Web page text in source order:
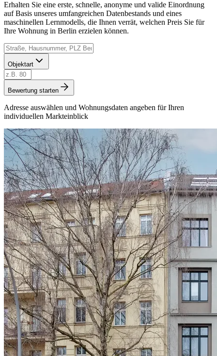
Erhalten Sie eine erste, schnelle, anonyme und valide Einordnung
auf Basis unseres umfangreichen Datenbestands und eines
maschinellen Lernmodells, die Ihnen verrät, welchen Preis Sie für
Ihre Wohnung in Berlin erzielen können.
Objektart
Bewertung starten
Adresse auswählen und Wohnungsdaten angeben für Ihren
individuellen Markteinblick